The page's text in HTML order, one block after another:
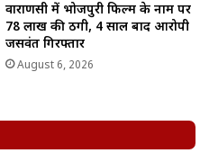
वाराणसी में भोजपुरी फिल्म के नाम पर
78 लाख की ठगी, 4 साल बाद आरोपी
जसवंत गिरफ्तार
August 6, 2026